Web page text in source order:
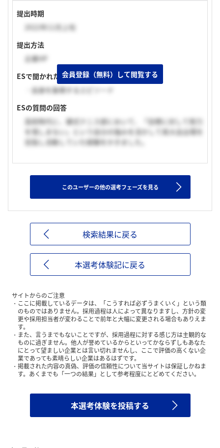
提出時期
2022年11月上旬
提出方法
企業HP
ESで聞かれた質問
・自身を象徴するエピソード
ESの質問の回答
高校時代に、硬式テニス部において、「目標に対して努力
を惜しまない」という自分の強みを活かして県大会出場を
目指し活動していた経験をかきました。
会員登録（無料）して閲覧する
このユーザーの他の選考フェーズを見る
検索結果に戻る
本選考体験記に戻る
サイトからのご注意
ここに掲載しているデータは、「こうすれば必ずうまくいく」という類
のものではありません。採用過程は人によって異なりますし、方針の変
更や採用担当者が変わることで前年と大幅に変更される場合もありえま
す。
また、言うまでもないことですが、採用過程に対する感じ方は主観的な
ものに過ぎません。他人が誉めているからといってかならずしもあなた
にとって望ましい企業とは言い切れませんし、ここで評価の高くない企
業であっても素晴らしい企業はあるはずです。
掲載された内容の真偽、評価の信頼性について当サイトは保証しかねま
す。あくまでも「一つの結果」として参考程度にとどめてください。
本選考体験を投稿する